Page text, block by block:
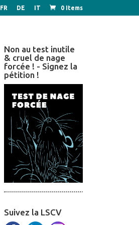
FR DE IT 0 Items
Non au test inutile
& cruel de nage
forcée ! - Signez la
pétition !
Suivez la LSCV